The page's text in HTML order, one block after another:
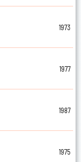
1973
1977
1987
1975